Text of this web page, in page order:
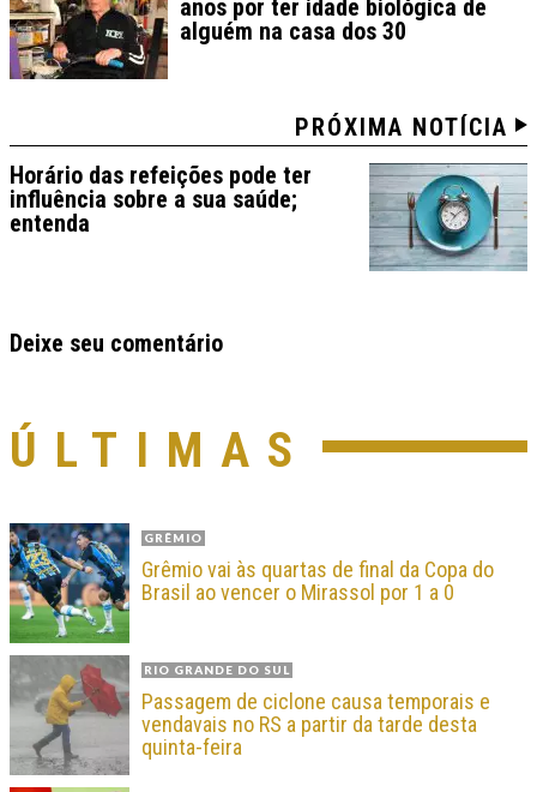
anos por ter idade biológica de
alguém na casa dos 30
PRÓXIMA NOTÍCIA
Horário das refeições pode ter
influência sobre a sua saúde;
entenda
Deixe seu comentário
ÚLTIMAS
GRÊMIO
Grêmio vai às quartas de final da Copa do
Brasil ao vencer o Mirassol por 1 a 0
RIO GRANDE DO SUL
Passagem de ciclone causa temporais e
vendavais no RS a partir da tarde desta
quinta-feira